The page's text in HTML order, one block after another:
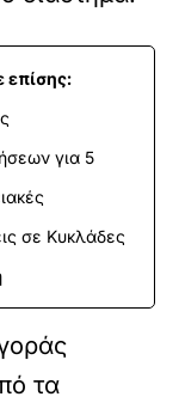
επίσης:
για 5
σε Κυκλάδες
τα